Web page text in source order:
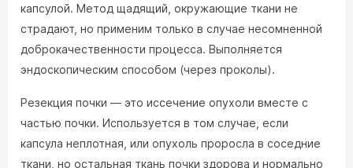
капсулой. Метод щадящий, окружающие ткани не
страдают, но применим только в случае несомненной
доброкачественности процесса. Выполняется
эндоскопическим способом (через проколы).
Резекция почки — это иссечение опухоли вместе с
частью почки. Используется в том случае, если
капсула неплотная, или опухоль проросла в соседние
ткани, но остальная ткань почки здорова и нормально